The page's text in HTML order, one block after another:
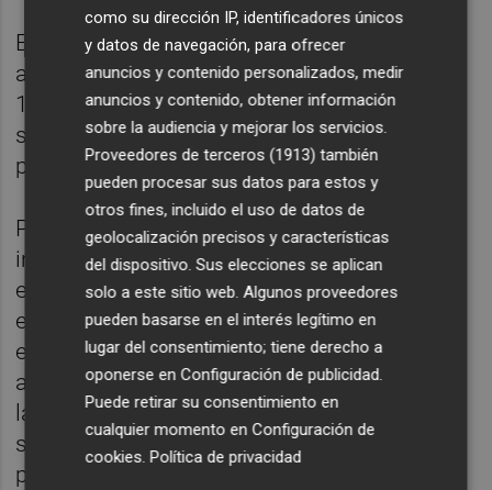
En las cifras de Valencia ciudad, destaca la
actividad de la pedanía de La Torre, con sus
192 viviendas iniciadas, a las que se
sumarán próximamente nuevas
promociones proyectadas en la zona.
Para el presidente de COAT Valencia, “se ha
incrementado respecto a años anteriores la
edificación de viviendas en bloque, en
edificios plurifamiliares, frente a la
edificación unifamiliar que atomizaba la
actividad en los últimos años. No obstante,
la construcción de unifamiliares sigue
siendo destacada en el conjunto de la
provincia, lo que pone de manifiesto una
como su dirección IP, identificadores únicos
y datos de navegación, para ofrecer
anuncios y contenido personalizados, medir
anuncios y contenido, obtener información
sobre la audiencia y mejorar los servicios.
Proveedores de terceros (1913) también
pueden procesar sus datos para estos y
otros fines, incluido el uso de datos de
geolocalización precisos y características
del dispositivo. Sus elecciones se aplican
solo a este sitio web. Algunos proveedores
pueden basarse en el interés legítimo en
lugar del consentimiento; tiene derecho a
oponerse enConfiguración de publicidad.
Puede retirar su consentimiento en
cualquier momento enConfiguración de
cookies.Política de privacidad